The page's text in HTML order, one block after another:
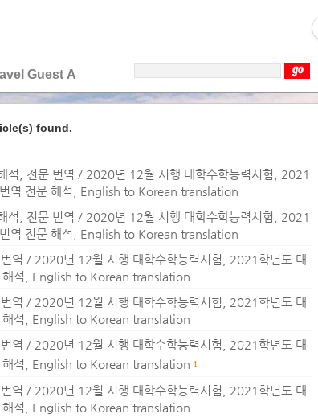
Guest A
found.
석, 전문 번역 / 2020년 12월 시행 대학수학능력시험, 2021
역 전문 해석, English to Korean translation
석, 전문 번역 / 2020년 12월 시행 대학수학능력시험, 2021
역 전문 해석, English to Korean translation
역 / 2020년 12월 시행 대학수학능력시험, 2021학년도 대
해석, English to Korean translation
역 / 2020년 12월 시행 대학수학능력시험, 2021학년도 대
해석, English to Korean translation
역 / 2020년 12월 시행 대학수학능력시험, 2021학년도 대
해석, English to Korean translation 1
역 / 2020년 12월 시행 대학수학능력시험, 2021학년도 대
해석, English to Korean translation